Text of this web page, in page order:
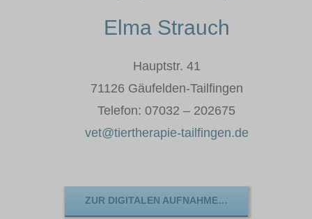
Elma Strauch
Hauptstr. 41
71126 Gäufelden-Tailfingen
Telefon: 07032 – 202675
vet@tiertherapie-tailfingen.de
ZUR DIGITALEN AUFNAHME…